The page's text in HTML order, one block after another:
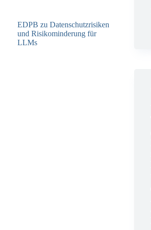
EDPB zu Datenschutzrisiken
und Risikominderung für
LLMs